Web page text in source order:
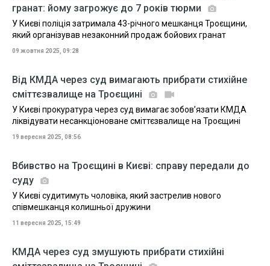
гранат: йому загрожує до 7 років тюрми
У Києві поліція затримала 43-річного мешканця Троєщини,
який організував незаконний продаж бойових гранат
09 жовтня 2025, 09:28
Від КМДА через суд вимагають прибрати стихійне
сміттєзвалище на Троєщині
У Києві прокуратура через суд вимагає зобов’язати КМДА
ліквідувати несанкціоноване сміттєзвалище на Троєщині
19 вересня 2025, 08:56
Вбивство на Троєщині в Києві: справу передали до
суду
У Києві судитимуть чоловіка, який застрелив нового
співмешканця колишньої дружини
11 вересня 2025, 15:49
КМДА через суд змушують прибрати стихійні